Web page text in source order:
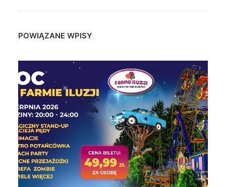
POWIĄZANE WPISY